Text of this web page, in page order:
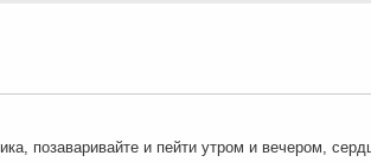
позаваривайте и пейти утром и вечером,